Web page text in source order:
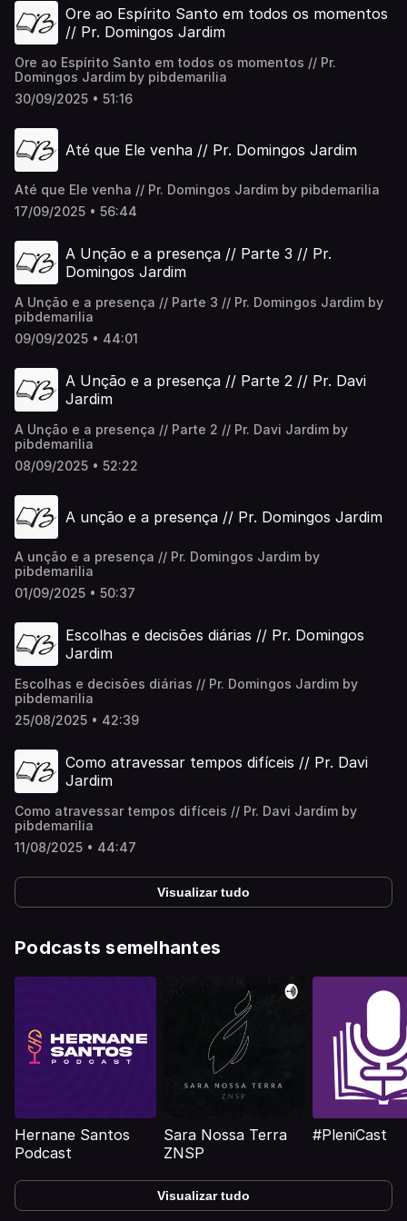
a um novo nível, a uma novadimensão em sua vida
espiritual.
Ore ao Espírito Santo em todos os momentos
// Pr. Domingos Jardim
Ore ao Espírito Santo em todos os momentos // Pr.
Domingos Jardim by pibdemarilia
30/09/2025 • 51:16
Até que Ele venha // Pr. Domingos Jardim
Até que Ele venha // Pr. Domingos Jardim by pibdemarilia
17/09/2025 • 56:44
A Unção e a presença // Parte 3 // Pr.
Domingos Jardim
A Unção e a presença // Parte 3 // Pr. Domingos Jardim by
pibdemarilia
09/09/2025 • 44:01
A Unção e a presença // Parte 2 // Pr. Davi
Jardim
A Unção e a presença // Parte 2 // Pr. Davi Jardim by
pibdemarilia
08/09/2025 • 52:22
A unção e a presença // Pr. Domingos Jardim
A unção e a presença // Pr. Domingos Jardim by
pibdemarilia
01/09/2025 • 50:37
Escolhas e decisões diárias // Pr. Domingos
Jardim
Escolhas e decisões diárias // Pr. Domingos Jardim by
pibdemarilia
25/08/2025 • 42:39
Como atravessar tempos difíceis // Pr. Davi
Jardim
Como atravessar tempos difíceis // Pr. Davi Jardim by
pibdemarilia
11/08/2025 • 44:47
Visualizar tudo
Podcasts semelhantes
Hernane Santos
Podcast
Sara Nossa Terra
ZNSP
#PleniCast
Visualizar tudo